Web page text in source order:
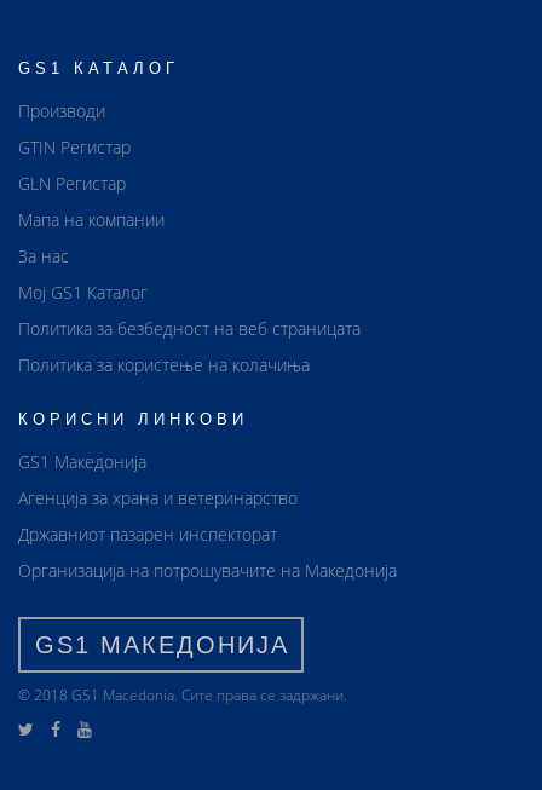
GS1 КАТАЛОГ
Производи
GTIN Регистар
GLN Регистар
Мапа на компании
За нас
Мој GS1 Каталог
Политика за безбедност на веб страницата
Политика за користење на колачиња
КОРИСНИ ЛИНКОВИ
GS1 Македонија
Агенција за храна и ветеринарство
Државниот пазарен инспекторат
Организација на потрошувачите на Македонија
GS1 МАКЕДОНИЈА
© 2018 GS1 Маcedonia. Сите права се задржани.